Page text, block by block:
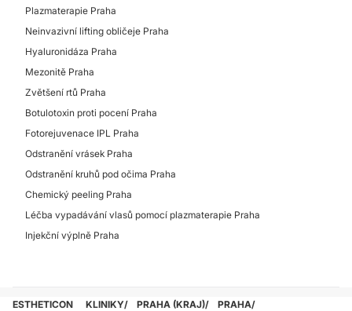
Plazmaterapie Praha
Neinvazivní lifting obličeje Praha
Hyaluronidáza Praha
Mezonitě Praha
Zvětšení rtů Praha
Botulotoxin proti pocení Praha
Fotorejuvenace IPL Praha
Odstranění vrásek Praha
Odstranění kruhů pod očima Praha
Chemický peeling Praha
Léčba vypadávání vlasů pomocí plazmaterapie Praha
Injekční výplně Praha
ESTHETICON KLINIKY PRAHA (KRAJ)
PRAHA